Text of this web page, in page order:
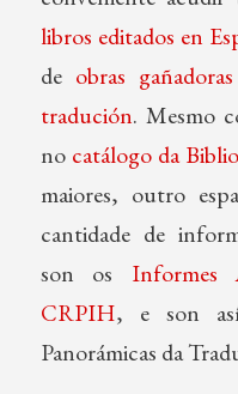
libros editados en
de obras
tradución. Mesmo
no catálogo da
maiores, outro
cantidade de
son os Informes
CRPIH, e son así
Panorámicas da